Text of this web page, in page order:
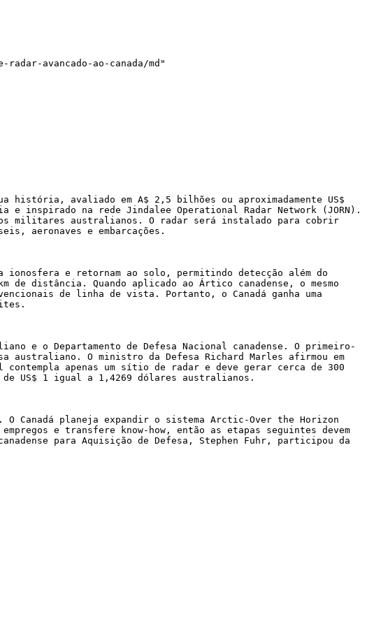
avancado-ao-canada/md"
história, avaliado em A$ 2,5 bilhões ou aproximadamente US$
inspirado na rede Jindalee Operational Radar Network (JORN).
militares australianos. O radar será instalado para cobrir
aeronaves e embarcações.
ionosfera e retornam ao solo, permitindo detecção além do
distância. Quando aplicado ao Ártico canadense, o mesmo
de linha de vista. Portanto, o Canadá ganha uma
e o Departamento de Defesa Nacional canadense. O primeiro-
australiano. O ministro da Defesa Richard Marles afirmou em
apenas um sítio de radar e deve gerar cerca de 300
US$ 1 igual a 1,4269 dólares australianos.
Canadá planeja expandir o sistema Arctic-Over the Horizon
e transfere know-how, então as etapas seguintes devem
para Aquisição de Defesa, Stephen Fuhr, participou da